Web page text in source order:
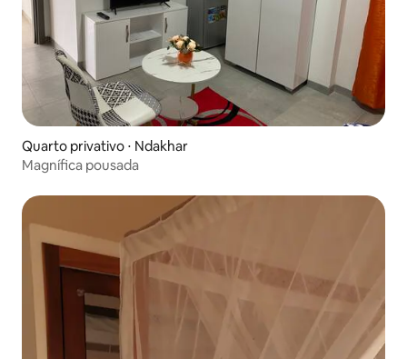
Quarto privativo ⋅ Ndakhar
Magnífica pousada